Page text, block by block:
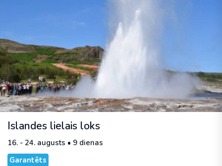
Islandes lielais loks
16. - 24. augusts • 9 dienas
Garantēts